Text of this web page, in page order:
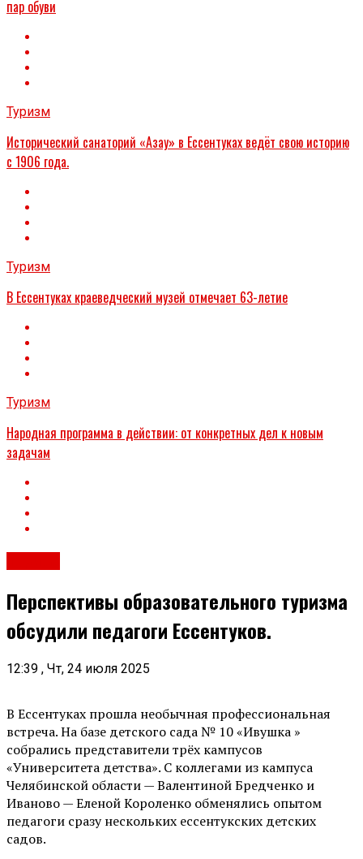
пар обуви
Туризм
Исторический санаторий «Азау» в Ессентуках ведёт свою историю
с 1906 года.
Туризм
В Ессентуках краеведческий музей отмечает 63-летие
Туризм
Народная программа в действии: от конкретных дел к новым
задачам
Перспективы образовательного туризма
обсудили педагоги Ессентуков.
12:39 , Чт, 24 июля 2025
В Ессентуках прошла необычная профессиональная
встреча. На базе детского сада № 10 «Ивушка »
собрались представители трёх кампусов
«Университета детства». С коллегами из кампуса
Челябинской области — Валентиной Бредченко и
Иваново — Еленой Короленко обменялись опытом
педагоги сразу нескольких ессентукских детских
садов.